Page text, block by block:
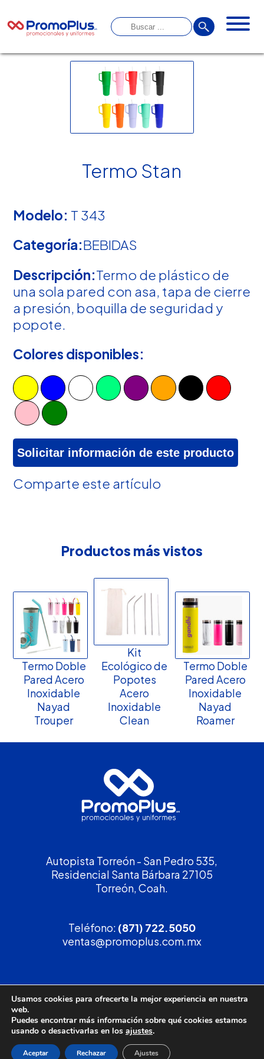
Termo Stan
Modelo: T 343
Categoría:BEBIDAS
Descripción:Termo de plástico de
una sola pared con asa, tapa de cierre
a presión, boquilla de seguridad y
popote.
Colores disponibles:
Solicitar información de este producto
Comparte este artículo
Productos más vistos
Termo Doble
Pared Acero
Inoxidable
Nayad
Trouper
Kit
Ecológico de
Popotes
Acero
Inoxidable
Clean
Termo Doble
Pared Acero
Inoxidable
Nayad
Roamer
Autopista Torreón - San Pedro 535,
Residencial Santa Bárbara 27105
Torreón, Coah.
Teléfono: (871) 722.5050
ventas@promoplus.com.mx
¡Solicita tucotización!
(800) 90 PROMO
Usamos cookies para ofrecerte la mejor experiencia en nuestra
web.
Puedes encontrar más información sobre qué cookies estamos
usando o desactivarlas en los ajustes.
Aceptar Rechazar Ajustes